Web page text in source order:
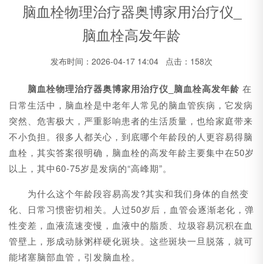
脑血栓物理治疗器奥博家用治疗仪_
脑血栓高发年龄
发布时间：2026-04-17 14:04 点击：158次
脑血栓物理治疗器奥博家用治疗仪_脑血栓高发年龄 在
日常生活中，脑血栓是中老年人常见的脑血管疾病，它发病
突然、危害极大，严重影响患者的生活质量，也给家庭带来
不小负担。很多人都关心，到底哪个年龄段的人更容易得脑
血栓，其实答案很明确，脑血栓的高发年龄主要集中在50岁
以上，其中60-75岁是发病的“高峰期”。
为什么这个年龄段容易高发?其实和我们身体的自然变
化、日常习惯密切相关。人过50岁后，血管会逐渐老化，弹
性变差，血液流速变慢，血液中的脂质、垃圾容易沉积在血
管壁上，形成动脉粥样硬化斑块。这些斑块一旦脱落，就可
能堵塞脑部血管，引发脑血栓。